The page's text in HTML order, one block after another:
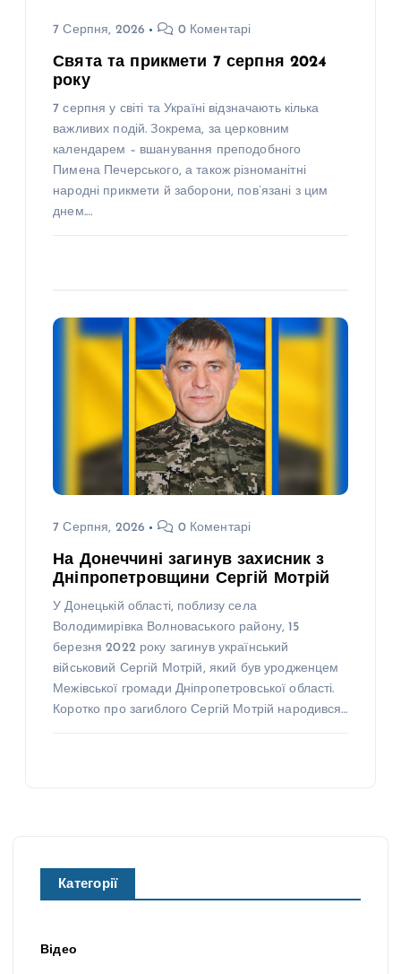
7 Серпня, 2026 0 Коментарі
Свята та прикмети 7 серпня 2024
року
7 серпня у світі та Україні відзначають кілька
важливих подій. Зокрема, за церковним
календарем – вшанування преподобного
Пимена Печерського, а також різноманітні
народні прикмети й заборони, пов’язані з цим
днем.…
7 Серпня, 2026 0 Коментарі
На Донеччині загинув захисник з
Дніпропетровщини Сергій Мотрій
У Донецькій області, поблизу села
Володимирівка Волноваського району, 15
березня 2022 року загинув український
військовий Сергій Мотрій, який був уродженцем
Межівської громади Дніпропетровської області.
Коротко про загиблого Сергій Мотрій народився…
Категорії
Відео